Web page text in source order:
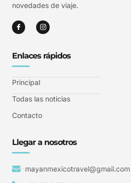
novedades de viaje.
Enlaces rápidos
Principal
Todas las noticias
Contacto
Llegar a nosotros
mayanmexicotravel@gmail.com